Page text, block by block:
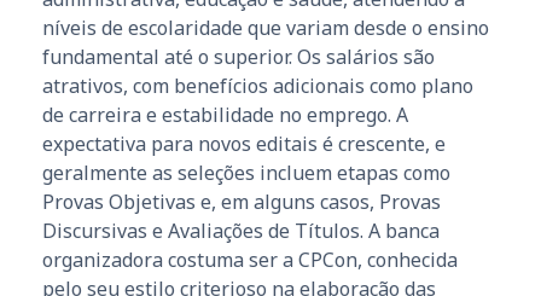
níveis de escolaridade que variam desde o ensino
fundamental até o superior. Os salários são
atrativos, com benefícios adicionais como plano
de carreira e estabilidade no emprego. A
expectativa para novos editais é crescente, e
geralmente as seleções incluem etapas como
Provas Objetivas e, em alguns casos, Provas
Discursivas e Avaliações de Títulos. A banca
organizadora costuma ser a CPCon, conhecida
pelo seu estilo criterioso na elaboração das